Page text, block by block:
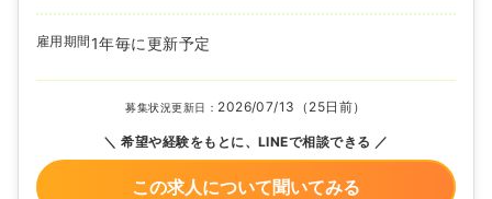
雇用期間 1年毎に更新予定
募集状況更新日： 2026/07/13（25日前）
希望や経験をもとに、LINEで相談できる
この求人について聞いてみる